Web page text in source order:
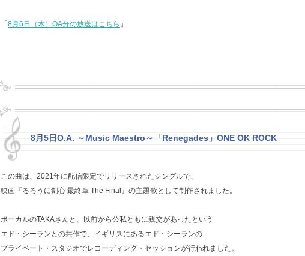
「 8月6日（木）OA分の放送はこちら 」
8月5日O.A. ～Music Maestro～「Renegades」ONE OK ROCK
この曲は、2021年に配信限定でリリースされたシングルで、
映画『るろうに剣心 最終章 The Final』の主題歌として制作されました。
ボーカルのTAKAさんと、以前から公私ともに親交があったという
エド・シーランとの共作で、イギリスにあるエド・シーランの
プライベート・スタジオでレコーディング・セッションが行われました。